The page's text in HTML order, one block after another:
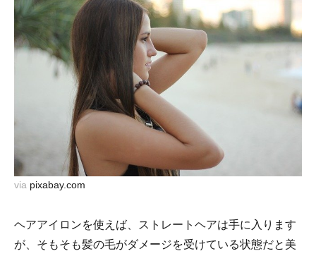
via pixabay.com
ヘアアイロンを使えば、ストレートヘアは手に入ります
が、そもそも髪の毛がダメージを受けている状態だと美